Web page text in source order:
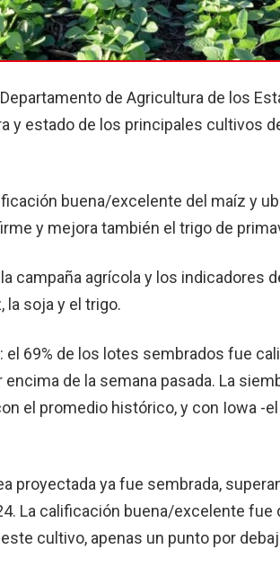
de Agricultura de los
y estado de los principales cultivos
buena/excelente del maíz y
y mejora también el trigo de
campaña agrícola y los indicadores
la soja y el trigo.
el 69% de los lotes sembrados fue
de la semana pasada. La
el promedio histórico, y con Iowa -
proyectada ya fue sembrada,
La calificación buena/excelente fue
cultivo, apenas un punto por